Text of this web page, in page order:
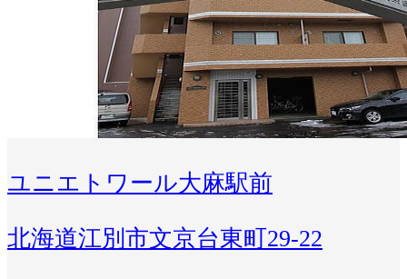
ユニエトワール大麻駅前
北海道江別市文京台東町29-22